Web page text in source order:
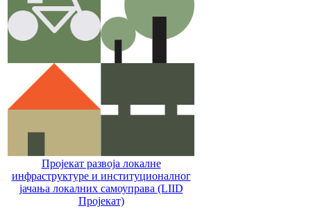
Пројекат развоја локалне
инфраструктуре и институционалног
јачања локалних самоуправa (LIID
Пројекат)